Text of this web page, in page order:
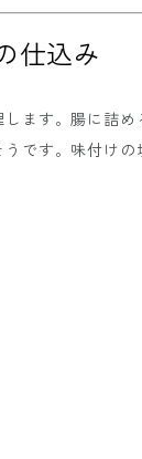
仕込み
ます。腸に詰
です。味付け